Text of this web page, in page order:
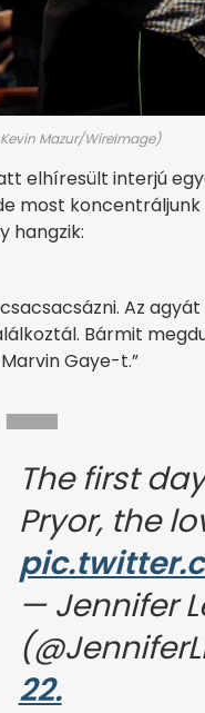
Mazur/WireImage)
elhíresült interjú
most
hangzik:
Az
Bármit
Gaye-t.”
The first
Pryor, the
— Jennifer
22.